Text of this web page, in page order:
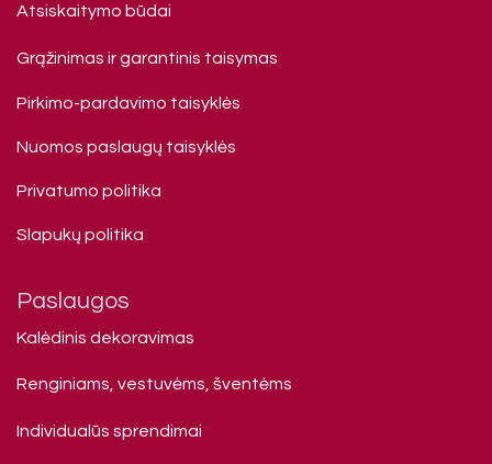
Atsiskaitymo būdai
Grąžinimas ir garantinis taisymas
Pirkimo-pardavimo taisyklės
Nuomos paslaugų taisyklės
Privatumo politika
Slapukų politika
Paslaugos
Kalėdinis dekoravimas
Renginiams, vestuvėms, šventėms
Individualūs sprendimai